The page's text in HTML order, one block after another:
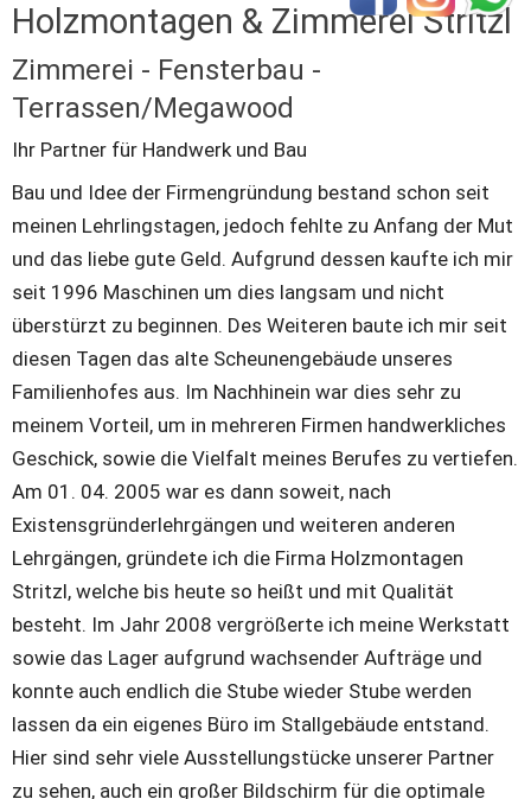
Holzmontagen & Zimmerei Stritzl
Zimmerei - Fensterbau -
Terrassen/Megawood
Ihr Partner für Handwerk und Bau
Bau und Idee der Firmengründung bestand schon seit
meinen Lehrlingstagen, jedoch fehlte zu Anfang der Mut
und das liebe gute Geld. Aufgrund dessen kaufte ich mir
seit 1996 Maschinen um dies langsam und nicht
überstürzt zu beginnen. Des Weiteren baute ich mir seit
diesen Tagen das alte Scheunengebäude unseres
Familienhofes aus. Im Nachhinein war dies sehr zu
meinem Vorteil, um in mehreren Firmen handwerkliches
Geschick, sowie die Vielfalt meines Berufes zu vertiefen.
Am 01. 04. 2005 war es dann soweit, nach
Existensgründerlehrgängen und weiteren anderen
Lehrgängen, gründete ich die Firma Holzmontagen
Stritzl, welche bis heute so heißt und mit Qualität
besteht. Im Jahr 2008 vergrößerte ich meine Werkstatt
sowie das Lager aufgrund wachsender Aufträge und
konnte auch endlich die Stube wieder Stube werden
lassen da ein eigenes Büro im Stallgebäude entstand.
Hier sind sehr viele Ausstellungstücke unserer Partner
zu sehen, auch ein großer Bildschirm für die optimale